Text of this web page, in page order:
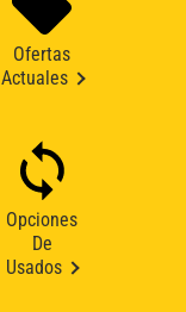
Ofertas
Actuales
Opciones
De
Usados